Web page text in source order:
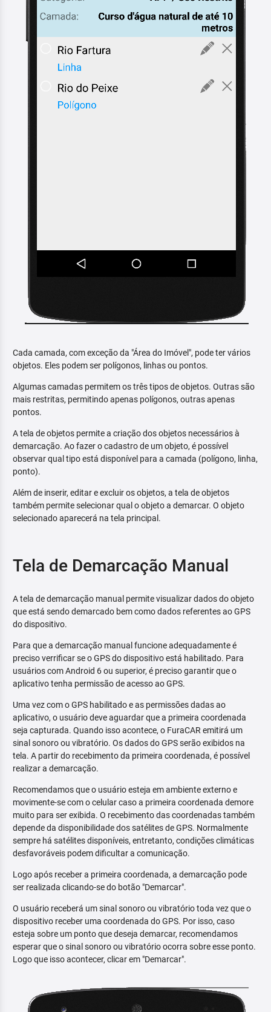
Cada camada, com exceção da "Área do Imóvel", pode ter vários
objetos. Eles podem ser polígonos, linhas ou pontos.
Algumas camadas permitem os três tipos de objetos. Outras são
mais restritas, permitindo apenas polígonos, outras apenas
pontos.
A tela de objetos permite a criação dos objetos necessários à
demarcação. Ao fazer o cadastro de um objeto, é possível
observar qual tipo está disponível para a camada (polígono, linha,
ponto).
Além de inserir, editar e excluir os objetos, a tela de objetos
também permite selecionar qual o objeto a demarcar. O objeto
selecionado aparecerá na tela principal.
Tela de Demarcação Manual
A tela de demarcação manual permite visualizar dados do objeto
que está sendo demarcado bem como dados referentes ao GPS
do dispositivo.
Para que a demarcação manual funcione adequadamente é
preciso verrificar se o GPS do dispositivo está habilitado. Para
usuários com Android 6 ou superior, é preciso garantir que o
aplicativo tenha permissão de acesso ao GPS.
Uma vez com o GPS habilitado e as permissões dadas ao
aplicativo, o usuário deve aguardar que a primeira coordenada
seja capturada. Quando isso acontece, o FuraCAR emitirá um
sinal sonoro ou vibratório. Os dados do GPS serão exibidos na
tela. A partir do recebimento da primeira coordenada, é possível
realizar a demarcação.
Recomendamos que o usuário esteja em ambiente externo e
movimente-se com o celular caso a primeira coordenada demore
muito para ser exibida. O recebimento das coordenadas também
depende da disponibilidade dos satélites de GPS. Normalmente
sempre há satélites disponíveis, entretanto, condições climáticas
desfavoráveis podem dificultar a comunicação.
Logo após receber a primeira coordenada, a demarcação pode
ser realizada clicando-se do botão "Demarcar".
O usuário receberá um sinal sonoro ou vibratório toda vez que o
dispositivo receber uma coordenada do GPS. Por isso, caso
esteja sobre um ponto que deseja demarcar, recomendamos
esperar que o sinal sonoro ou vibratório ocorra sobre esse ponto.
Logo que isso acontecer, clicar em "Demarcar".